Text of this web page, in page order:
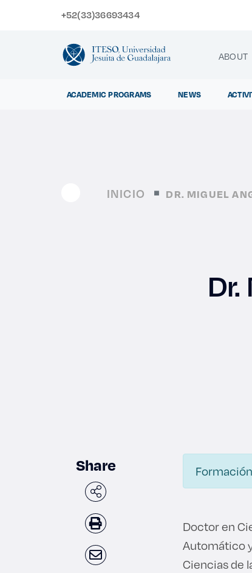
+52(33)36693434
ABOUT
ACADEMIC PROGRAMS NEWS
INICIO DR. MIGUEL
Share
Doctor en
Automático
Ciencias de